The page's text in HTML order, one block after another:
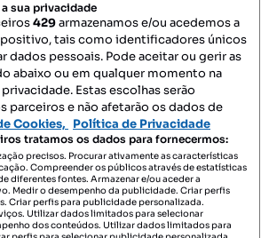
SIGA-NOS:
sua privacidade
429armazenamos e/ou acedemos a
tais como identificadores únicos
dados pessoais. Pode aceitar ou gerir as
abaixo ou em qualquer momento na
Estas escolhas serão
parceiros e não afetarão os dados de
Cookies, Política de Privacidade
tratamos os dados para fornecermos:
precisos. Procurar ativamente as características
Compreender os públicos através de estatísticas
diferentes fontes. Armazenar e/ou aceder a
Medir o desempenho da publicidade. Criar perfis
Criar perfis para publicidade personalizada.
Utilizar dados limitados para selecionar
dos conteúdos. Utilizar dados limitados para